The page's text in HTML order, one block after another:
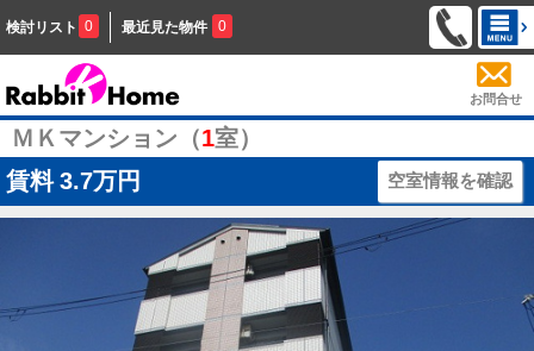
検討リスト 0 最近見た物件 0
お問合せ
ＭＫマンション（1室）
賃料 3.7万円 空室情報を確認